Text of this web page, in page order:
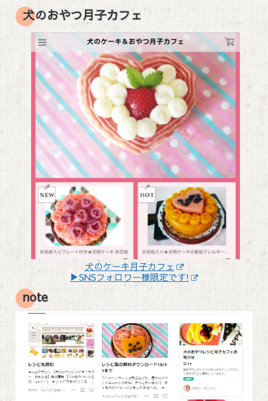
犬のおやつ月子カフェ
犬のケーキ月子カフェ
▶SNSフォロワー様限定です!
note